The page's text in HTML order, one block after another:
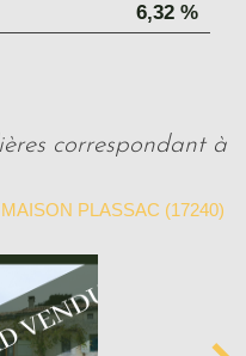
6,32 %
PLASSAC (17240)